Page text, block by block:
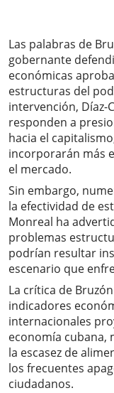
Las palabras de
gobernante
económicas
estructuras del
intervención, Díaz-
responden a
hacia el
incorporarán más
el mercado.
Sin embargo,
la efectividad de
Monreal ha
problemas
podrían resultar
escenario que
La crítica de
indicadores
internacionales
economía cubana,
la escasez de
los frecuentes
ciudadanos.